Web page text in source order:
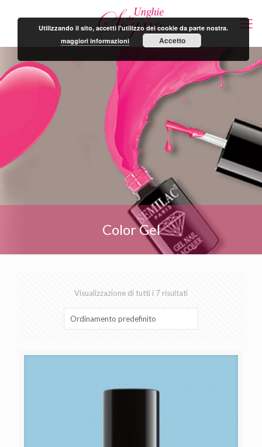
Color Gel
Visualizzazione di tutti i 7 risultati
Utilizzando il sito, accetti l'utilizzo dei cookie da parte nostra.
maggiori informazioni
Accetto